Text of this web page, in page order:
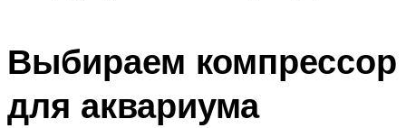
Выбираем компрессор
для аквариума